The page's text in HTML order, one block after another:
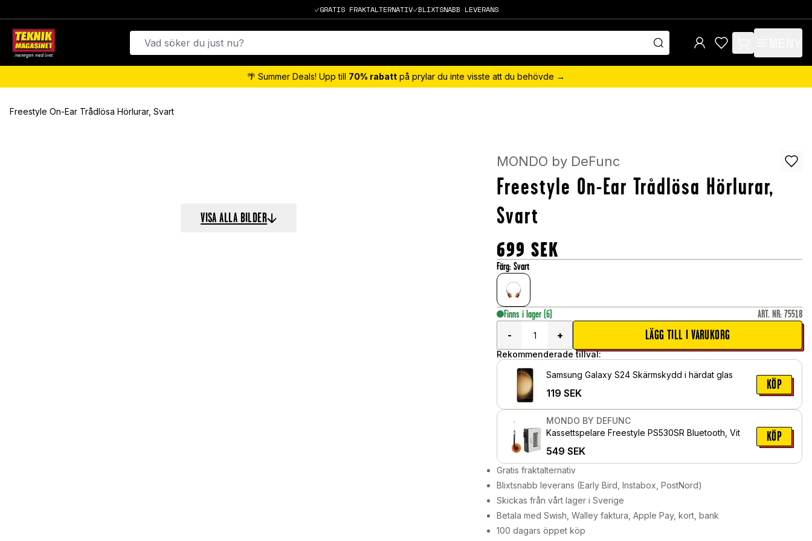
GRATIS FRAKTALTERNATIV BLIXTSNABB LEVERANS
items in cart, view
🌴 Summer Deals! Upp till 70% rabatt på prylar du inte visste att du behövde →
Freestyle On-Ear Trådlösa Hörlurar, Svart
VISA ALLA BILDER
MONDO by DeFunc
Freestyle On-Ear Trådlösa Hörlurar,
Svart
699 SEK
Färg:Svart
Finns i lager (6) ART. NR: 75518
-
+ LÄGG TILL I VARUKORG
Rekommenderade tillval:
Samsung Galaxy S24 Skärmskydd i härdat glas
119 SEK
KÖP
MONDO BY DEFUNC
Kassettspelare Freestyle PS530SR Bluetooth, Vit
549 SEK
KÖP
Gratis fraktalternativ
Blixtsnabb leverans (Early Bird, Instabox, PostNord)
Skickas från vårt lager i Sverige
Betala med Swish, Walley faktura, Apple Pay, kort, bank
100 dagars öppet köp